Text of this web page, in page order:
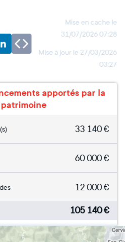
Mise en cache le
31/07/2026 07:28
Mise à jour le 27/03/2026
03:27
apportés par la
33 140€
60 000€
12 000€
105 140€